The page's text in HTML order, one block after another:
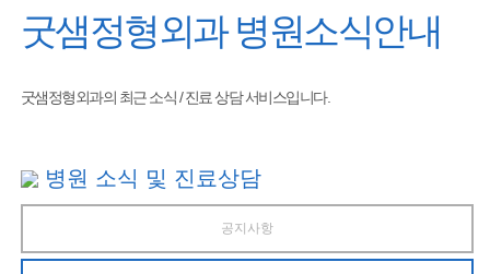
굿샘정형외과병원소식안내
굿샘정형외과의 최근 소식 / 진료 상담 서비스입니다.
병원 소식 및 진료상담
공지사항